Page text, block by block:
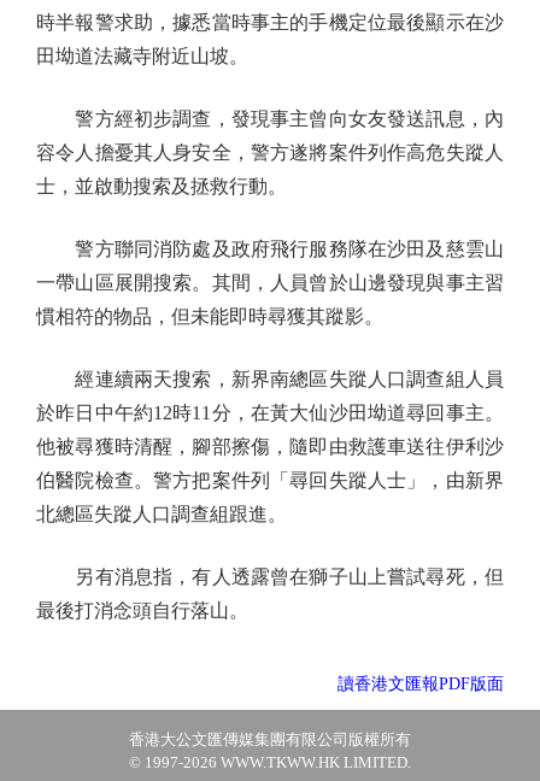
時半報警求助，據悉當時事主的手機定位最後顯示在沙
田坳道法藏寺附近山坡。
警方經初步調查，發現事主曾向女友發送訊息，內
容令人擔憂其人身安全，警方遂將案件列作高危失蹤人
士，並啟動搜索及拯救行動。
警方聯同消防處及政府飛行服務隊在沙田及慈雲山
一帶山區展開搜索。其間，人員曾於山邊發現與事主習
慣相符的物品，但未能即時尋獲其蹤影。
經連續兩天搜索，新界南總區失蹤人口調查組人員
於昨日中午約12時11分，在黃大仙沙田坳道尋回事主。
他被尋獲時清醒，腳部擦傷，隨即由救護車送往伊利沙
伯醫院檢查。警方把案件列「尋回失蹤人士」，由新界
北總區失蹤人口調查組跟進。
另有消息指，有人透露曾在獅子山上嘗試尋死，但
最後打消念頭自行落山。
讀香港文匯報PDF版面
香港大公文匯傳媒集團有限公司版權所有
© 1997-2026 WWW.TKWW.HK LIMITED.